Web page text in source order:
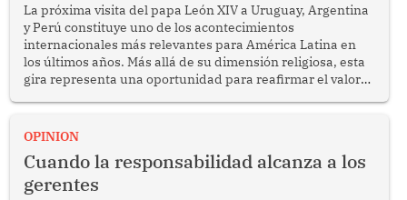
La próxima visita del papa León XIV a Uruguay, Argentina
y Perú constituye uno de los acontecimientos
internacionales más relevantes para América Latina en
los últimos años. Más allá de su dimensión religiosa, esta
gira representa una oportunidad para reafirmar el valor
enfrenta desafíos en materia de desarrollo, cohesión
OPINION
Cuando la responsabilidad alcanza a los
gerentes